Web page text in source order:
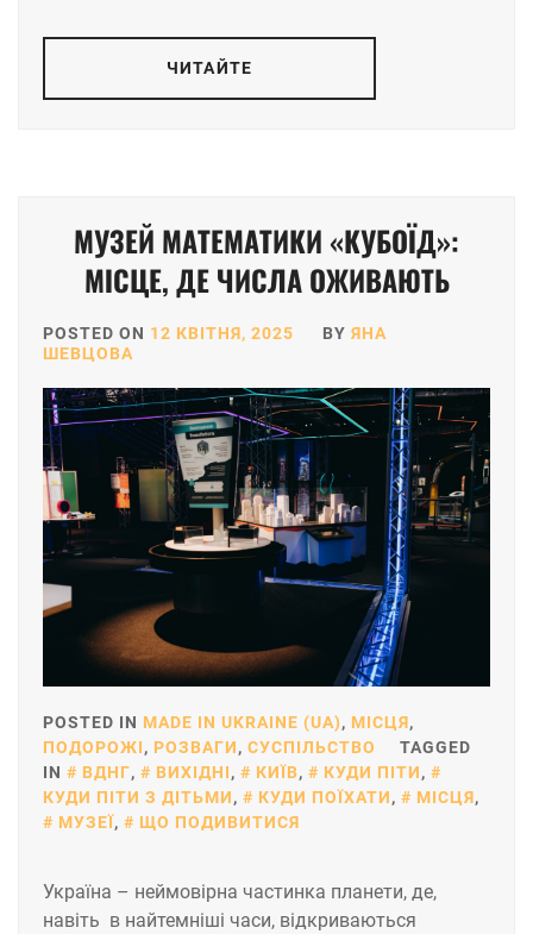
ЧИТАЙТЕ
МУЗЕЙ МАТЕМАТИКИ «КУБОЇД»:
МІСЦЕ, ДЕ ЧИСЛА ОЖИВАЮТЬ
POSTED ON 12 КВІТНЯ, 2025 BY ЯНА
ШЕВЦОВА
POSTED IN MADE IN UKRAINE (UA), МІСЦЯ,
ПОДОРОЖІ, РОЗВАГИ, СУСПІЛЬСТВО
TAGGED
IN
ВДНГ, ВИХІДНІ, КИЇВ, КУДИ ПІТИ,
КУДИ ПІТИ З ДІТЬМИ, КУДИ ПОЇХАТИ, МІСЦЯ,
МУЗЕЇ, ЩО ПОДИВИТИСЯ
Україна – неймовірна частинка планети, де,
навіть в найтемніші часи, відкриваються